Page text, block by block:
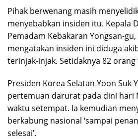
Pihak berwenang masih
menyebabkan insiden itu. Kepala
Pemadam Kebakaran Yongsan-
mengatakan insiden ini diduga
terinjak-injak. Setidaknya 82
Presiden Korea Selatan Yoon Suk
pertemuan darurat pada dini hari
waktu setempat. Ia kemudian
berkabung nasional ‘sampai
selesai’.